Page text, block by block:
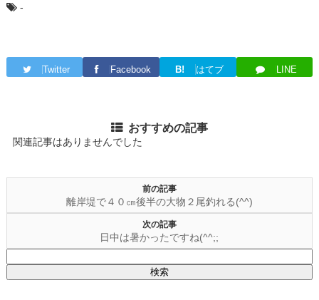
-
Twitter Facebook B! はてブ LINE
おすすめの記事
関連記事はありませんでした
前の記事
離岸堤で４０㎝後半の大物２尾釣れる(^^)
次の記事
日中は暑かったですね(^^;;
索: